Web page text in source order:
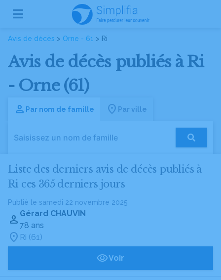
Avis de décès > Orne - 61 > Ri
Avis de décès publiés à Ri
- Orne (61)
Par nom de famille Par ville
Liste des derniers avis de décès publiés à
Ri ces 365 derniers jours
Publié le samedi 22 novembre 2025
Gérard CHAUVIN
78 ans
Ri (61)
Voir